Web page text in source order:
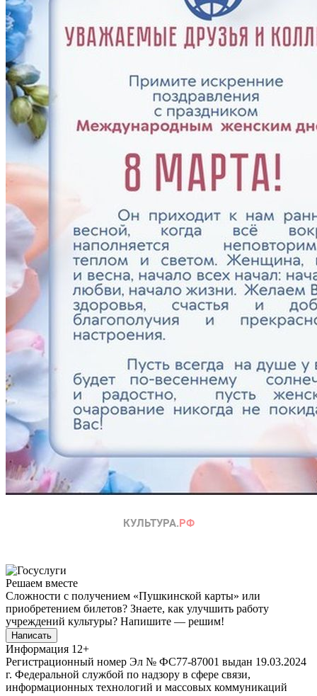
Решаем вместе
Сложности с получением «Пушкинской карты» или
приобретением билетов? Знаете, как улучшить работу
учреждений культуры? Напишите — решим!
Написать
Информация 12+
Регистрационный номер Эл № ФС77-87001 выдан 19.03.2024
г. Федеральной службой по надзору в сфере связи,
информационных технологий и массовых коммуникаций